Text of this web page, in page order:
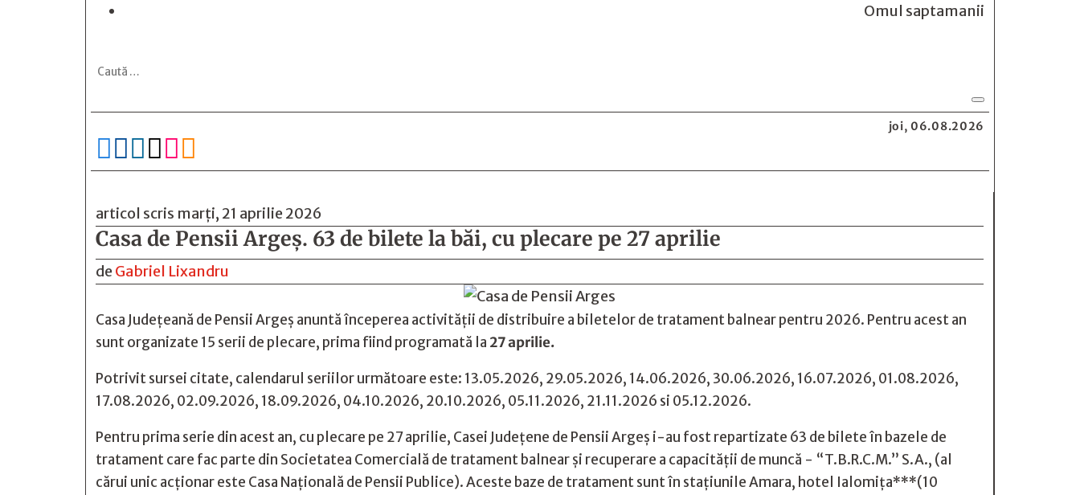
Omul saptamanii
joi, 06.08.2026

articol scris marți, 21 aprilie 2026
Casa de Pensii Argeș. 63 de bilete la băi, cu plecare pe 27 aprilie
de Gabriel Lixandru
Casa Județeană de Pensii Argeș anuntă începerea activității de distribuire a biletelor de tratament balnear pentru 2026. Pentru acest an
sunt organizate 15 serii de plecare, prima fiind programată la 27 aprilie.
Potrivit sursei citate, calendarul seriilor următoare este: 13.05.2026, 29.05.2026, 14.06.2026, 30.06.2026, 16.07.2026, 01.08.2026,
17.08.2026, 02.09.2026, 18.09.2026, 04.10.2026, 20.10.2026, 05.11.2026, 21.11.2026 si 05.12.2026.
Pentru prima serie din acest an, cu plecare pe 27 aprilie, Casei Județene de Pensii Argeș i-au fost repartizate 63 de bilete în bazele de
tratament care fac parte din Societatea Comercială de tratament balnear și recuperare a capacității de muncă - “T.B.R.C.M.” S.A., (al
cărui unic acționar este Casa Națională de Pensii Publice). Aceste baze de tratament sunt în stațiunile Amara, hotel Ialomița***(10